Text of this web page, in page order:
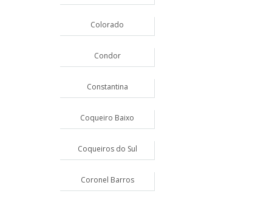
Colorado
Condor
Constantina
Coqueiro Baixo
Coqueiros do Sul
Coronel Barros